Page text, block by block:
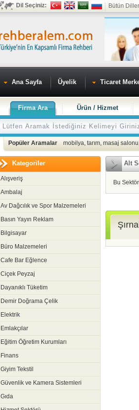
Dil Seçiniz: Bütün Diller
Ana Sayfa Üyelik Ticaret
Firma Ara Ürün / Hizmet
Popüler Aramalar mobilya, tarım, masaj salonu
Kategoriler
Alışveriş
Ambalaj
Av Dağcılık ve Spor Malzemeleri
Basın Yayın Reklam
Bilgisayar
Büro Malzemeleri
Cafe Bar Eğlence
Ciçek Peyzaj
Dayanıklı Tüketim
Demir Doğrama Çelik
Elektrik
Emlakçılar
Eğitim Öğretim Kurumları
Finans
Giyim Tekstil
Güvenlik ve Kamera Sistemleri
Gıda
Alt
Bu